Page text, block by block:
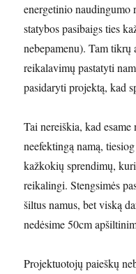
energetinio
statybos pasibaigs ties
nebepamenu). Tam
reikalavimų pastatyti
pasidaryti projektą, kad
Tai nereiškia, kad
neefektingą namą,
kažkokių sprendimų,
reikalingi. Stengsimės
šiltus namus, bet viską
nedėsime 50cm
Projektuotojų paieškų